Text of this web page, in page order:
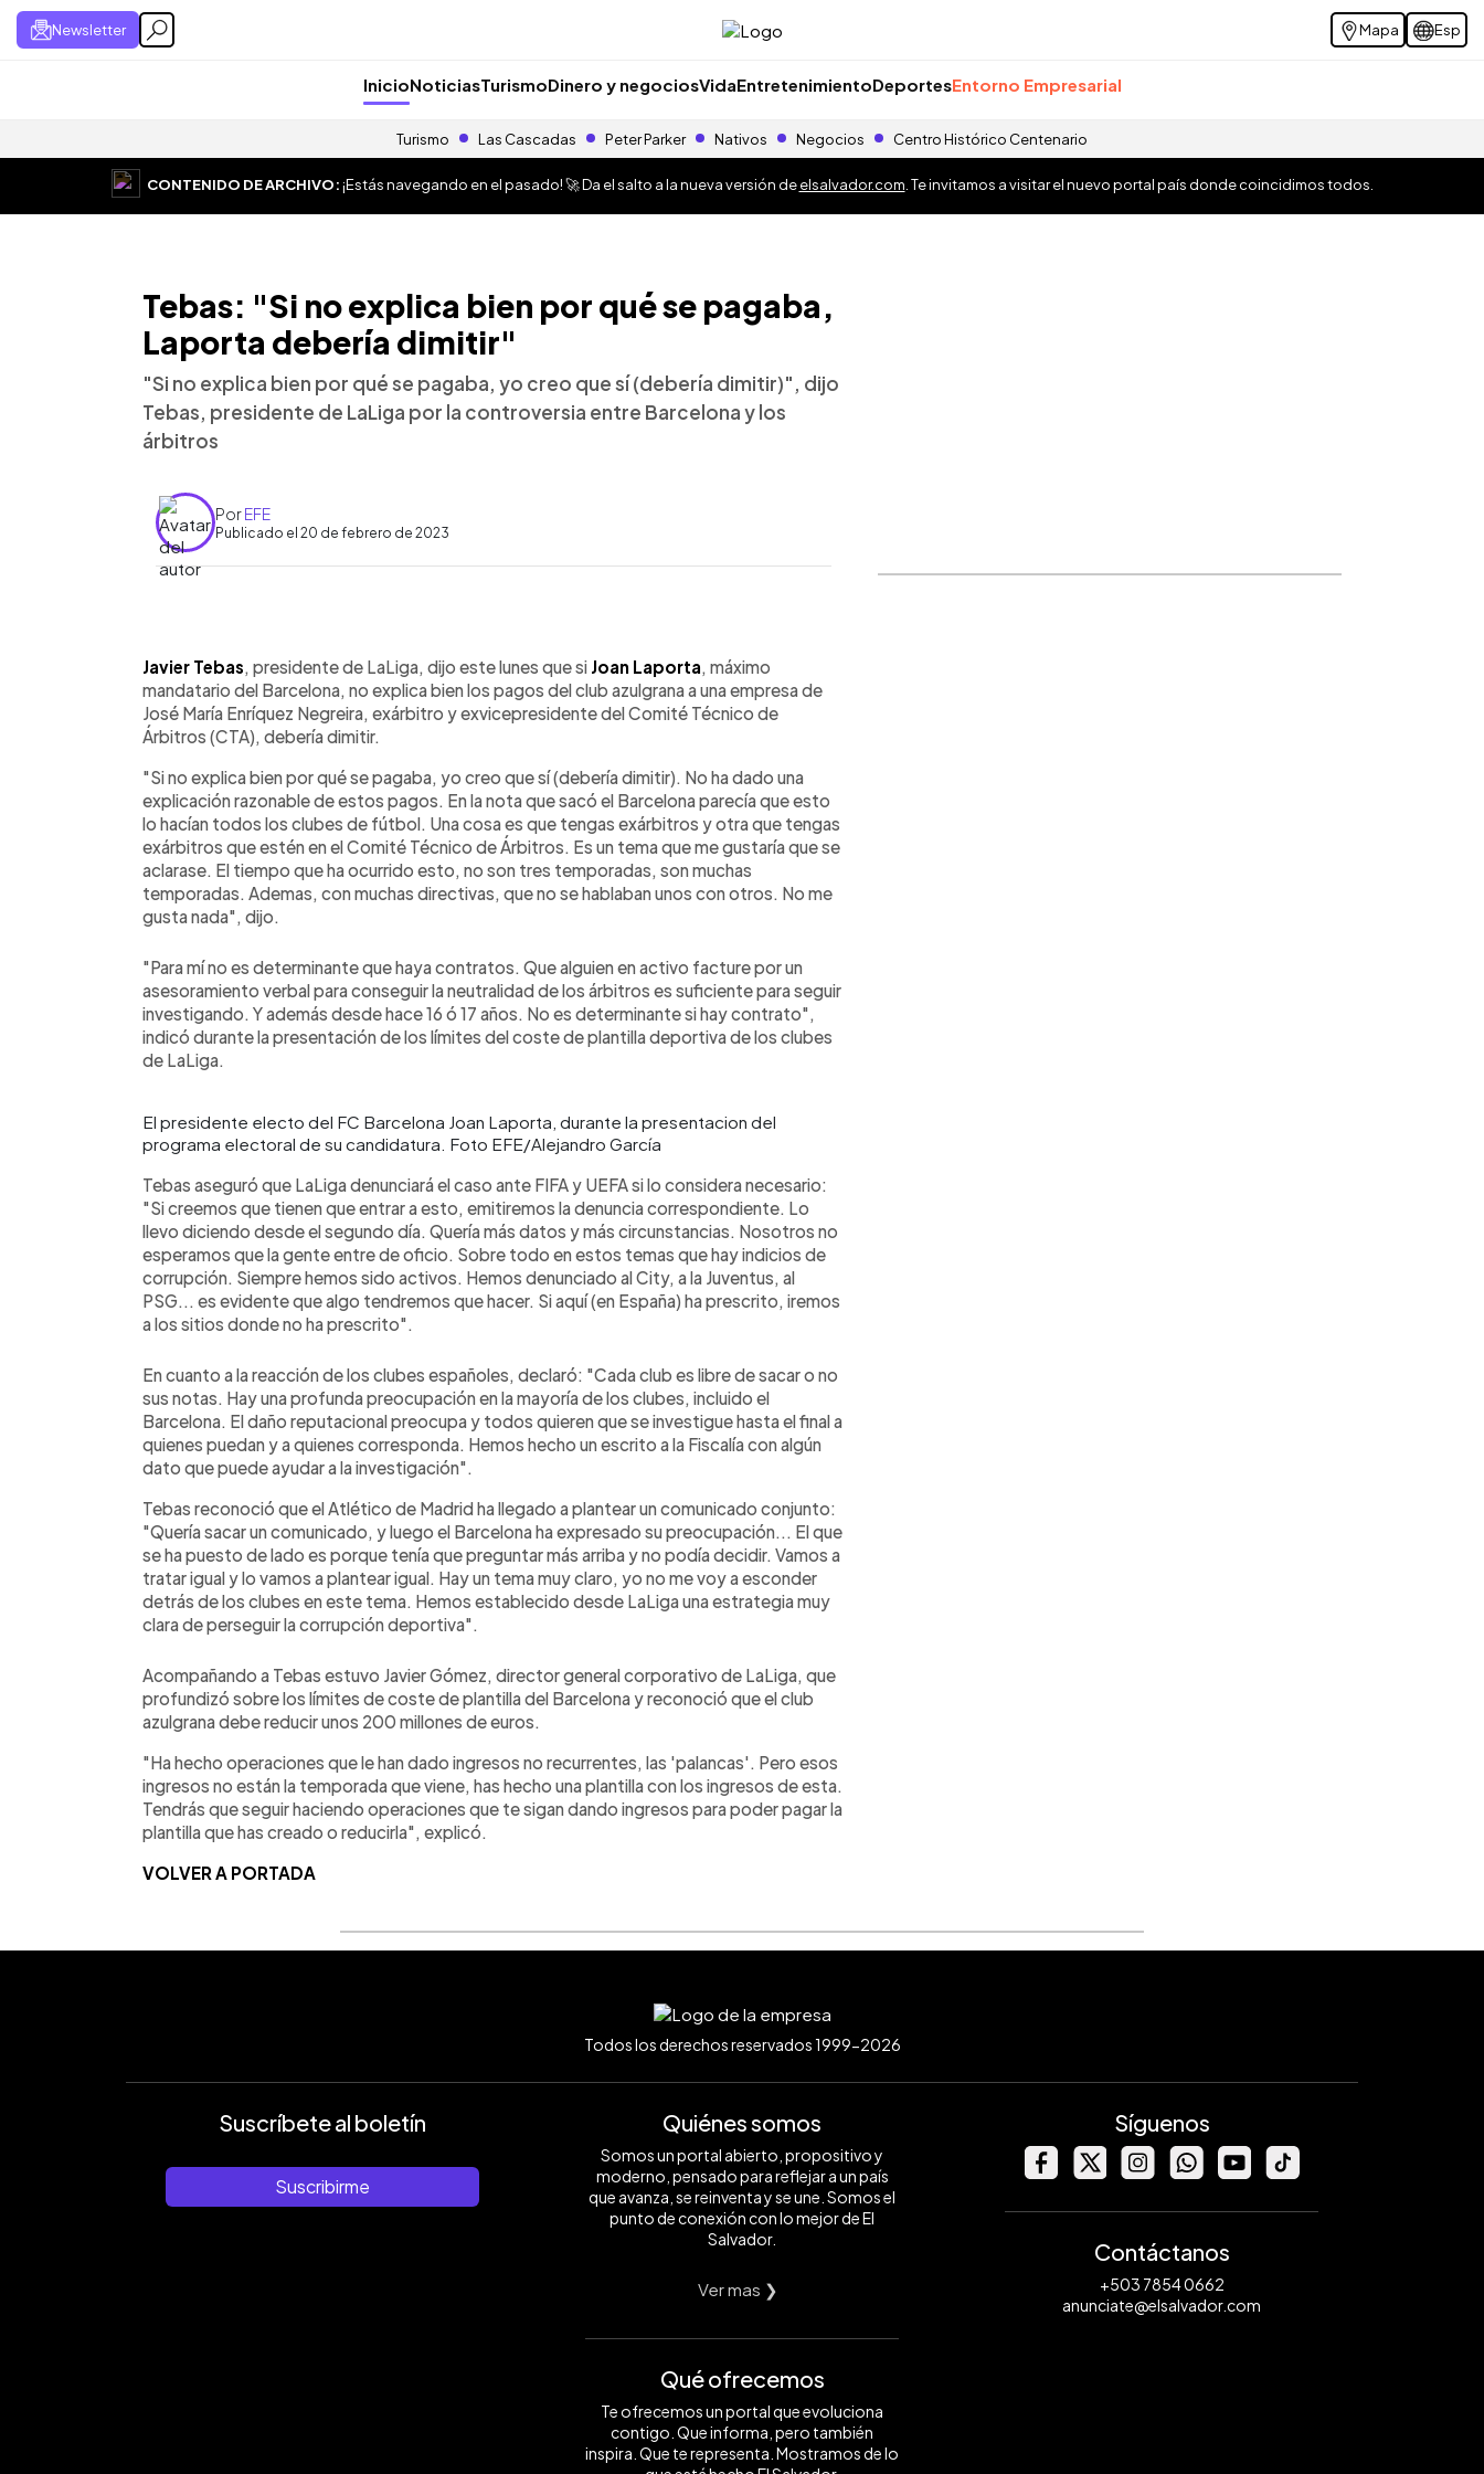
Newsletter Mapa Esp
InicioNoticiasTurismoDinero y negociosVidaEntretenimientoDeportesEntorno Empresarial
Turismo Las Cascadas Peter Parker Nativos Negocios Centro Histórico Centenario
CONTENIDO DE ARCHIVO:¡Estás navegando en el pasado! 🚀 Da el salto a la nueva versión deelsalvador.com . Te invitamos a visitar el nuevo portal país donde coincidimos todos.
Tebas: "Si no explica bien por qué se pagaba,
Laporta debería dimitir"
"Si no explica bien por qué se pagaba, yo creo que sí (debería dimitir)", dijo
Tebas, presidente de LaLiga por la controversia entre Barcelona y los
árbitros
PorEFE
Publicado el 20 de febrero de 2023
► Escuchar artículo
Javier Tebas, presidente de LaLiga, dijo este lunes que si Joan Laporta, máximo
mandatario del Barcelona, no explica bien los pagos del club azulgrana a una empresa de
José María Enríquez Negreira, exárbitro y exvicepresidente del Comité Técnico de
Árbitros (CTA), debería dimitir.
"Si no explica bien por qué se pagaba, yo creo que sí (debería dimitir). No ha dado una
explicación razonable de estos pagos. En la nota que sacó el Barcelona parecía que esto
lo hacían todos los clubes de fútbol. Una cosa es que tengas exárbitros y otra que tengas
exárbitros que estén en el Comité Técnico de Árbitros. Es un tema que me gustaría que se
aclarase. El tiempo que ha ocurrido esto, no son tres temporadas, son muchas
temporadas. Ademas, con muchas directivas, que no se hablaban unos con otros. No me
gusta nada", dijo.
"Para mí no es determinante que haya contratos. Que alguien en activo facture por un
asesoramiento verbal para conseguir la neutralidad de los árbitros es suficiente para seguir
investigando. Y además desde hace 16 ó 17 años. No es determinante si hay contrato",
indicó durante la presentación de los límites del coste de plantilla deportiva de los clubes
de LaLiga.
El presidente electo del FC Barcelona Joan Laporta, durante la presentacion del
programa electoral de su candidatura. Foto EFE/Alejandro García
Tebas aseguró que LaLiga denunciará el caso ante FIFA y UEFA si lo considera necesario:
"Si creemos que tienen que entrar a esto, emitiremos la denuncia correspondiente. Lo
llevo diciendo desde el segundo día. Quería más datos y más circunstancias. Nosotros no
esperamos que la gente entre de oficio. Sobre todo en estos temas que hay indicios de
corrupción. Siempre hemos sido activos. Hemos denunciado al City, a la Juventus, al
PSG... es evidente que algo tendremos que hacer. Si aquí (en España) ha prescrito, iremos
a los sitios donde no ha prescrito".
En cuanto a la reacción de los clubes españoles, declaró: "Cada club es libre de sacar o no
sus notas. Hay una profunda preocupación en la mayoría de los clubes, incluido el
Barcelona. El daño reputacional preocupa y todos quieren que se investigue hasta el final a
quienes puedan y a quienes corresponda. Hemos hecho un escrito a la Fiscalía con algún
dato que puede ayudar a la investigación".
Tebas reconoció que el Atlético de Madrid ha llegado a plantear un comunicado conjunto:
"Quería sacar un comunicado, y luego el Barcelona ha expresado su preocupación... El que
se ha puesto de lado es porque tenía que preguntar más arriba y no podía decidir. Vamos a
tratar igual y lo vamos a plantear igual. Hay un tema muy claro, yo no me voy a esconder
detrás de los clubes en este tema. Hemos establecido desde LaLiga una estrategia muy
clara de perseguir la corrupción deportiva".
Acompañando a Tebas estuvo Javier Gómez, director general corporativo de LaLiga, que
profundizó sobre los límites de coste de plantilla del Barcelona y reconoció que el club
azulgrana debe reducir unos 200 millones de euros.
"Ha hecho operaciones que le han dado ingresos no recurrentes, las 'palancas'. Pero esos
ingresos no están la temporada que viene, has hecho una plantilla con los ingresos de esta.
Tendrás que seguir haciendo operaciones que te sigan dando ingresos para poder pagar la
plantilla que has creado o reducirla", explicó.
VOLVER A PORTADA
Todos los derechos reservados 1999-2026
Suscríbete al boletín
Suscribirme
Quiénes somos
Somos un portal abierto, propositivo y
moderno, pensado para reflejar a un país
que avanza, se reinventa y se une. Somos el
punto de conexión con lo mejor de El
Salvador.
Ver mas ❯
Qué ofrecemos
Te ofrecemos un portal que evoluciona
contigo. Que informa, pero también
inspira. Que te representa. Mostramos de lo
Síguenos
Contáctanos
+503 7854 0662
anunciate@elsalvador.com